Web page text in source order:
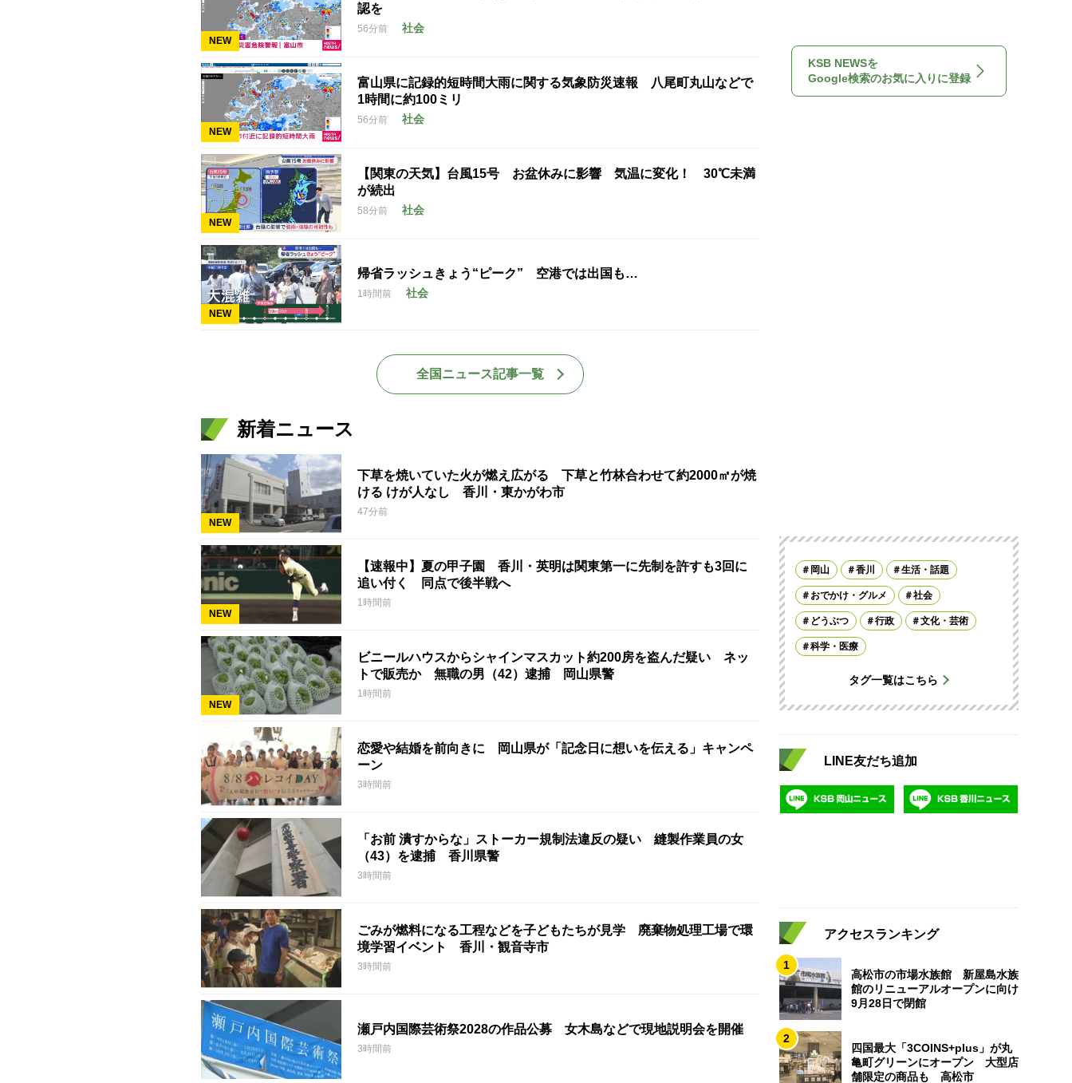
NEW
認を
56分前 社会
NEW
富山県に記録的短時間大雨に関する気象防災速報 八尾町丸山などで
1時間に約100ミリ
56分前 社会
NEW
【関東の天気】台風15号 お盆休みに影響 気温に変化！ 30℃未満
が続出
58分前 社会
NEW
帰省ラッシュきょう“ピーク” 空港では出国も…
1時間前 社会
全国ニュース記事一覧
新着ニュース
NEW
下草を焼いていた火が燃え広がる 下草と竹林合わせて約2000㎡が焼
ける けが人なし 香川・東かがわ市
47分前
NEW
【速報中】夏の甲子園 香川・英明は関東第一に先制を許すも3回に
追い付く 同点で後半戦へ
1時間前
NEW
ビニールハウスからシャインマスカット約200房を盗んだ疑い ネッ
トで販売か 無職の男（42）逮捕 岡山県警
1時間前
恋愛や結婚を前向きに 岡山県が「記念日に想いを伝える」キャンペ
ーン
3時間前
「お前 潰すからな」ストーカー規制法違反の疑い 縫製作業員の女
（43）を逮捕 香川県警
3時間前
ごみが燃料になる工程などを子どもたちが見学 廃棄物処理工場で環
境学習イベント 香川・観音寺市
3時間前
瀬戸内国際芸術祭2028の作品公募 女木島などで現地説明会を開催
3時間前
KSB NEWSを
Google検索のお気に入りに登録
岡山 香川 生活・話題
おでかけ・グルメ 社会
どうぶつ 行政 文化・芸術
科学・医療
タグ一覧はこちら
LINE友だち追加
アクセスランキング
1
高松市の市場水族館 新屋島水族
館のリニューアルオープンに向け
9月28日で閉館
2
四国最大「3COINS+plus」が丸
亀町グリーンにオープン 大型店
舗限定の商品も 高松市